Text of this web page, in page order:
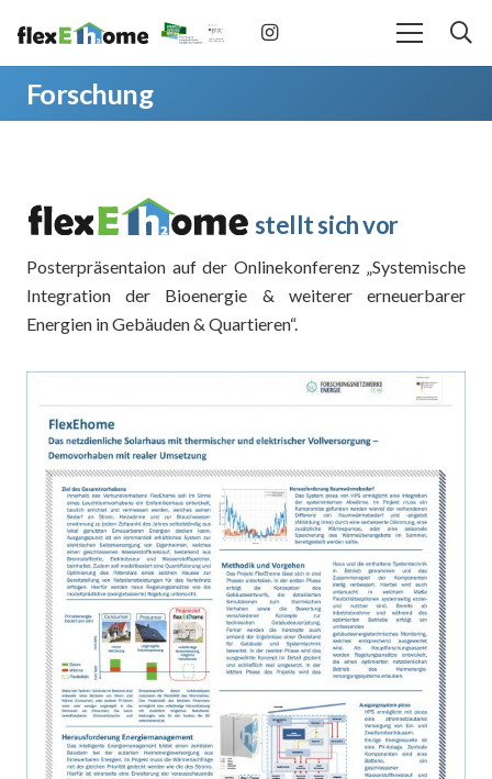
Forschung
stellt sich vor
Posterpräsentaion auf der Onlinekonferenz „Systemische
Integration der Bioenergie & weiterer erneuerbarer
Energien in Gebäuden & Quartieren“.